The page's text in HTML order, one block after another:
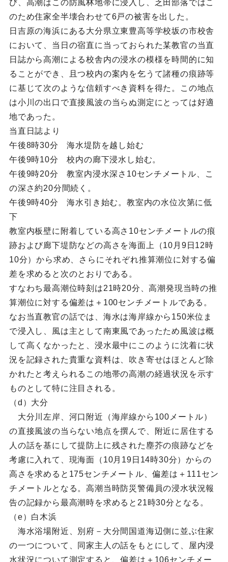
び、高潮はこの防風林地帯に浸入し、乏田部落ではこ
のため住家全半壊合わせて6戸の被害を出した。
日吉原の海浜にある大分県立東豊高等学校坂の市校舎
において、当日の宿直に当っておられた某教官の当直
日誌から高潮による校舎内の浸水の模様を時間的に知
ることができ、且つ校内の案内を乞うて諸種の痕跡等
に基じて次のような信頼すべき資料を得た。この地点
は小川の出口で直接風波の当らぬ測定にとっては好適
地であった。
当直日誌より
午後8時30分 海水堤防を越し始む
午後9時10分 校内の廊下浸水し始む。
午後9時20分 教室内浸水深さ10センチメートル、こ
の深さ約20分間続く。
午後9時40分 海水引き始む。教室内の水位次第に低
下
教室内板壁に附着している高さ10センチメートルの痕
跡および廊下堤防などの高さを海面上（10月9日12時
10分）から求め、さらにそれぞれ推算潮位に対する偏
差を求めると次のとおりである。
すなわち最高潮位時刻は21時20分、高潮発現当時の推
算潮位に対する偏差は＋100センチメートルである。
なお当直教官の話では、海水は海岸線から150米位ま
で浸入し、風は主として南東風であったため風波は概
して高くなかったと、浸水最中にこのように沈着に状
況を記録された貴重な資料は、吹き寄せはほとんど除
かれたと考えられるこの地帯の高潮の経過状況を示す
ものとして特に注目される。
（d）大分
大分川左岸、河口附近（海岸線から100メートル）
の直接風波の当らない地点を撰んで、附近に居住する
人の話を基にして提防上に残された塵芥の痕跡などを
考慮に入れて、現海面（10月19日14時30分）からの
高さを求めると175センチメートル、偏差は＋111セン
チメートルとなる。高潮当時防災警備員の浸水状況報
告の記録から最高潮時を求めると21時30分となる。
（e）白木浜
海水浴場附近、別府－大分間国道海辺側に並ぶ住家
の一つについて、同家主人の話をもとにして、屋内浸
水状況について測定すると、偏差は＋106センチメー